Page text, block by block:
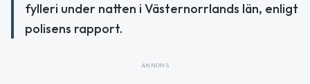
fylleri under natten i Västernorrlands län, enligt
polisens rapport.
ANNONS